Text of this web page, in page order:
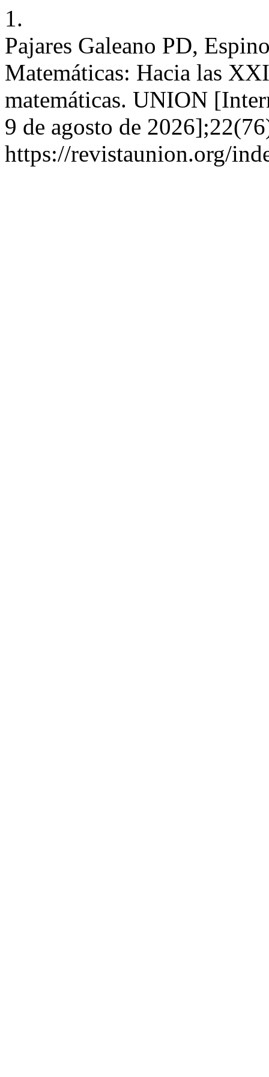
1.
Pajares Galeano PD,
Matemáticas: Hacia las
matemáticas. UNION
9 de agosto de
https://revistaunion.org/